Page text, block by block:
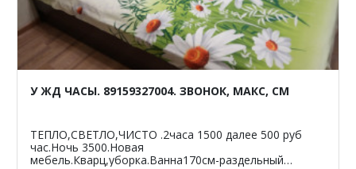
У ЖД ЧАСЫ. 89159327004. ЗВОНОК, МАКС, СМ
ТЕПЛО,СВЕТЛО,ЧИСТО .2часа 1500 далее 500 руб
час.Ночь 3500.Новая
мебель.Кварц,уборка.Ванна170см-раздельный